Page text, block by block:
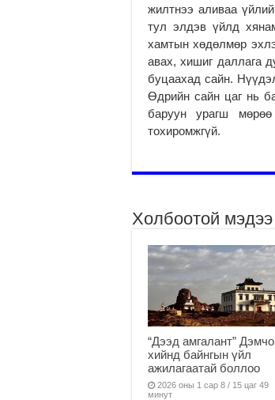
жилтнээ аливаа
тул элдэв үйлд
хамтын хөдөлмөр
авах, хишиг даллага
буцаахад сайн.
Өдрийн сайн цаг нь
баруун урагш
тохиромжгүй.
Холбоотой мэдээ
“Дээд амгалант”
хийнд байнгын үйл
ажилагаатай боллоо
2026 оны 1 сар 8 / 15 цаг 49
минут